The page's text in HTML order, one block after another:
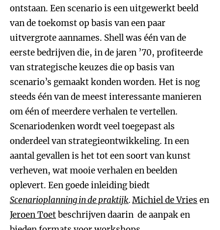
ontstaan. Een scenario is een uitgewerkt beeld
van de toekomst op basis van een paar
uitvergrote aannames. Shell was één van de
eerste bedrijven die, in de jaren ’70, profiteerde
van strategische keuzes die op basis van
scenario’s gemaakt konden worden. Het is nog
steeds één van de meest interessante manieren
om één of meerdere verhalen te vertellen.
Scenariodenken wordt veel toegepast als
onderdeel van strategieontwikkeling. In een
aantal gevallen is het tot een soort van kunst
verheven, wat mooie verhalen en beelden
oplevert. Een goede inleiding biedt
Scenarioplanning in de praktijk.Michiel de Vries en
Jeroen Toetbeschrijven daarin de aanpak en